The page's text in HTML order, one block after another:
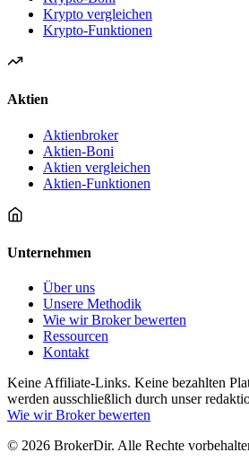
Krypto vergleichen
Krypto-Funktionen
Aktien
Aktienbroker
Aktien-Boni
Aktien vergleichen
Aktien-Funktionen
Unternehmen
Über uns
Unsere Methodik
Wie wir Broker bewerten
Ressourcen
Kontakt
Keine Affiliate-Links. Keine bezahlten
werden ausschließlich durch unser
Wie wir Broker bewerten
© 2026 BrokerDir. Alle Rechte